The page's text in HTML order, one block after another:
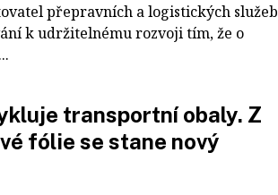
přepravních a logistických služeb
k udržitelnému rozvoji tím, že o
transportní obaly. Z
fólie se stane nový